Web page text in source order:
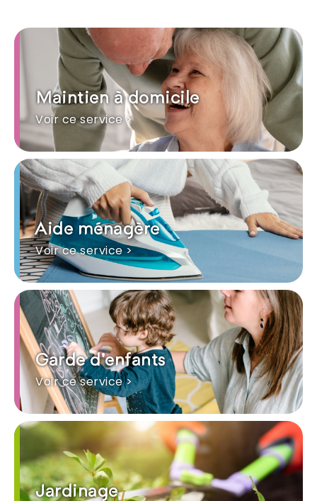
Maintien à domicile
Voir ce service >
Aide ménagère
Voir ce service >
Garde d'enfants
Voir ce service >
Jardinage